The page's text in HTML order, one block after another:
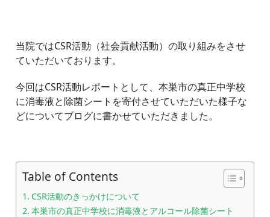
寄
付
て
い
た
た。
当院ではCSR活動（社会貢献活動）の取り組みをさせ
ていただいております。
今回はCSR活動レポートとして、本巣市の真正中学校
に消毒液と除菌シートを寄付させていただいた様子な
どについてブログに書かせていただきました。
Table of Contents
CSR活動のきっかけについて
本巣市の真正中学校に消毒液とアルコール除菌シート